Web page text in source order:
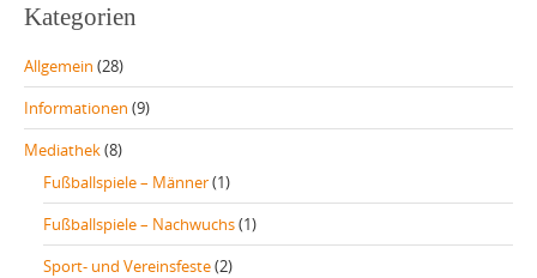
Kategorien
Allgemein (28)
Informationen (9)
Mediathek(8)
Fußballspiele – Männer(1)
Fußballspiele – Nachwuchs(1)
Sport- und Vereinsfeste(2)